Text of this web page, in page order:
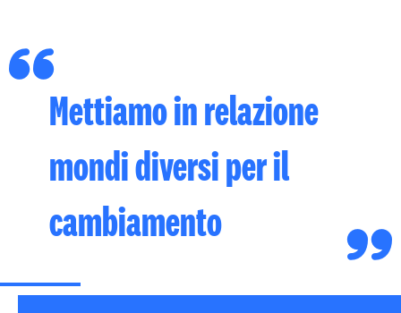
Mettiamo in relazione
mondi diversi per il
cambiamento